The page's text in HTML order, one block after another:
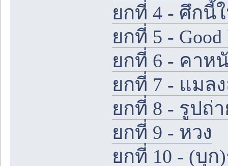
ยกที่ 4 - ศึกนี้
ยกที่ 5 - Good
ยกที่ 6 - คาห
ยกที่ 7 - แมล
ยกที่ 8 - รูปถ่
ยกที่ 9 - หวง
ยกที่ 10 - (บุก